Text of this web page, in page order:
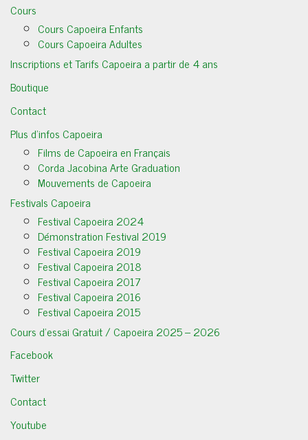
Cours
Cours Capoeira Enfants
Cours Capoeira Adultes
Inscriptions et Tarifs Capoeira a partir de 4 ans
Boutique
Contact
Plus d’infos Capoeira
Films de Capoeira en Français
Corda Jacobina Arte Graduation
Mouvements de Capoeira
Festivals Capoeira
Festival Capoeira 2024
Démonstration Festival 2019
Festival Capoeira 2019
Festival Capoeira 2018
Festival Capoeira 2017
Festival Capoeira 2016
Festival Capoeira 2015
Cours d’essai Gratuit / Capoeira 2025 – 2026
Facebook
Twitter
Contact
Youtube